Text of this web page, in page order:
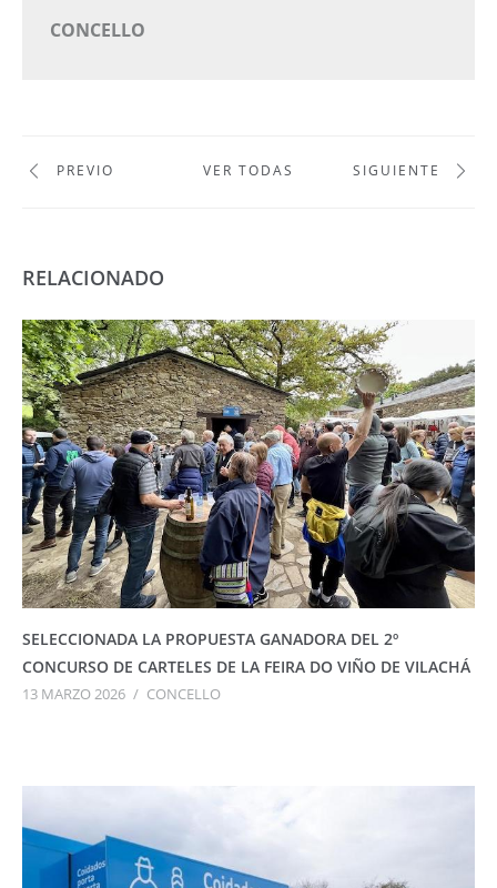
CONCELLO
PREVIO VER TODAS SIGUIENTE
RELACIONADO
SELECCIONADA LA PROPUESTA GANADORA DEL 2º
CONCURSO DE CARTELES DE LA FEIRA DO VIÑO DE VILACHÁ
13 MARZO 2026 / CONCELLO